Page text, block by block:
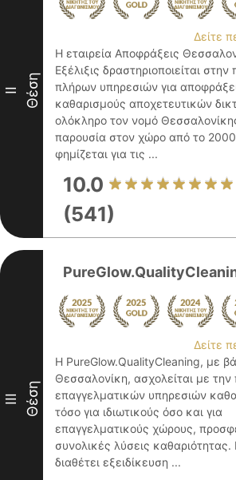
II Θέση
Δείτε
Η εταιρεία Αποφράξεις
Εξέλιξις δραστηριοποιείται στην
πλήρων υπηρεσιών για
καθαρισμούς αποχετευτικών
ολόκληρο τον νομό
παρουσία στον χώρο από το 2000,
φημίζεται για τις ...
10.0
(541)
III Θέση
Δείτε
Η PureGlow.QualityCleaning, με
Θεσσαλονίκη, ασχολείται με την
επαγγελματικών υπηρεσιών
τόσο για ιδιωτικούς όσο και για
επαγγελματικούς χώρους,
συνολικές λύσεις καθαριότητας.
διαθέτει εξειδίκευση ...